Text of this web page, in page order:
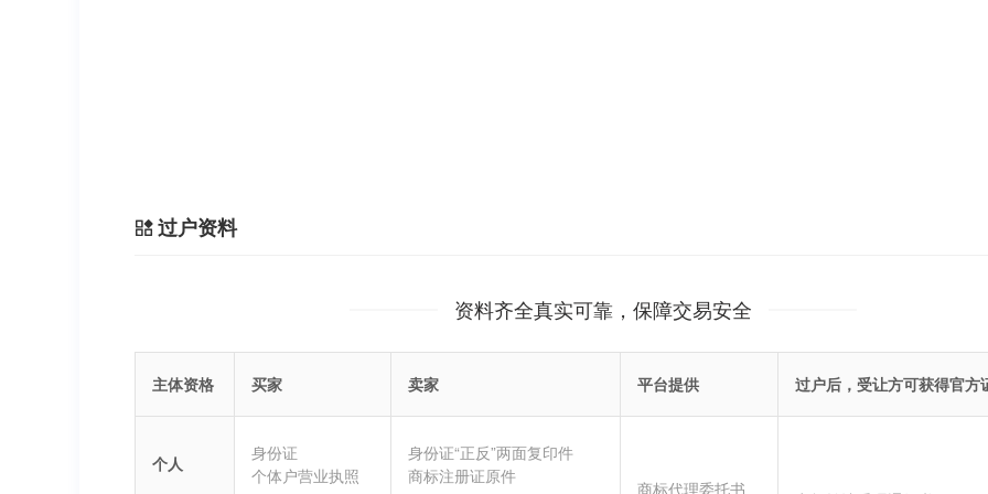
过户资料
资料齐全真实可靠，保障交易安全
主体资格 买家 卖家 平台提供 过户后，受让方可获得官方
个人
身份证
个体户营业执照
身份证“正反”两面复印件
商标注册证原件
商标代理委托书